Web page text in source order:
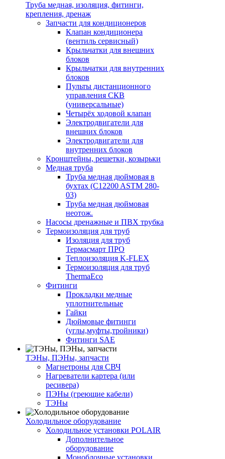
Труба медная, изоляция, фитинги,
крепления, дренаж
Запчасти для кондиционеров
Клапан кондиционера
(вентиль сервисный)
Крыльчатки для внешних
блоков
Крыльчатки для внутренних
блоков
Пульты дистанционного
управления СКВ
(универсальные)
Четырёх ходовой клапан
Электродвигатели для
внешних блоков
Электродвигатели для
внутренних блоков
Кронштейны, решетки, козырьки
Медная труба
Труба медная дюймовая в
бухтах (C12200 ASTM 280-
03)
Труба медная дюймовая
неотож.
Насосы дренажные и ПВХ трубка
Термоизоляция для труб
Изоляция для труб
Термасмарт ПРО
Теплоизоляция K-FLEX
Термоизоляция для труб
ThermaEco
Фитинги
Прокладки медные
уплотнительные
Гайки
Дюймовые фитинги
(углы,муфты,тройники)
Фитинги SAE
ТЭНы, ПЭНы, запчасти
Магнетроны для СВЧ
Нагреватели картера (или
ресивера)
ПЭНы (греющие кабели)
ТЭНы
Холодильное оборудование
Холодильное установки POLAIR
Дополнительное
оборудование
Моноблочные установки